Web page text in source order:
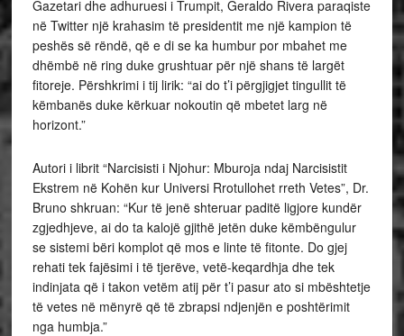
Gazetari dhe adhuruesi i Trumpit, Geraldo Rivera paraqiste
në Twitter një krahasim të presidentit me një kampion të
peshës së rëndë, që e di se ka humbur por mbahet me
dhëmbë në ring duke grushtuar për një shans të largët
fitoreje. Përshkrimi i tij lirik: “ai do t’i përgjigjet tingullit të
këmbanës duke kërkuar nokoutin që mbetet larg në
horizont.”
Autori i librit “Narcisisti i Njohur: Mburoja ndaj Narcisistit
Ekstrem në Kohën kur Universi Rrotullohet rreth Vetes”, Dr.
Bruno shkruan: “Kur të jenë shteruar paditë ligjore kundër
zgjedhjeve, ai do ta kalojë gjithë jetën duke këmbëngulur
se sistemi bëri komplot që mos e linte të fitonte. Do gjej
rehati tek fajësimi i të tjerëve, vetë-keqardhja dhe tek
indinjata që i takon vetëm atij për t’i pasur ato si mbështetje
të vetes në mënyrë që të zbrapsi ndjenjën e poshtërimit
nga humbja.”